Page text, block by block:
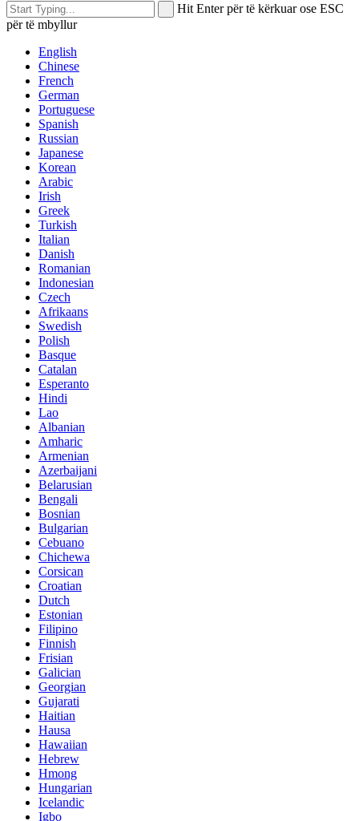
Hit Enter për të kërkuar ose ESC
për të mbyllur
English
Chinese
French
German
Portuguese
Spanish
Russian
Japanese
Korean
Arabic
Irish
Greek
Turkish
Italian
Danish
Romanian
Indonesian
Czech
Afrikaans
Swedish
Polish
Basque
Catalan
Esperanto
Hindi
Lao
Albanian
Amharic
Armenian
Azerbaijani
Belarusian
Bengali
Bosnian
Bulgarian
Cebuano
Chichewa
Corsican
Croatian
Dutch
Estonian
Filipino
Finnish
Frisian
Galician
Georgian
Gujarati
Haitian
Hausa
Hawaiian
Hebrew
Hmong
Hungarian
Icelandic
Igbo